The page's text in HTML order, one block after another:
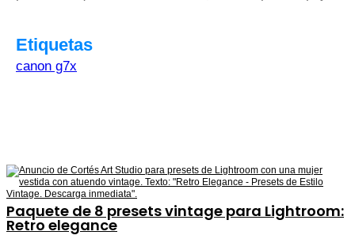
Etiquetas
canon g7x
Paquete de 8 presets vintage para Lightroom:
Retro elegance